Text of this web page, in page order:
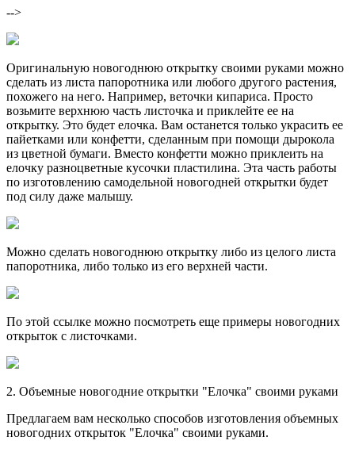
-->
Оригинальную новогоднюю открытку своими руками можно
сделать из листа папоротника или любого другого растения,
похожего на него. Например, веточки кипариса. Просто
возьмите верхнюю часть листочка и приклейте ее на
открытку. Это будет елочка. Вам останется только украсить ее
пайетками или конфетти, сделанным при помощи дырокола
из цветной бумаги. Вместо конфетти можно приклеить на
елочку разноцветные кусочки пластилина. Эта часть работы
по изготовлению самодельной новогодней открытки будет
под силу даже малышу.
Можно сделать новогоднюю открытку либо из целого листа
папоротника, либо только из его верхней части.
По этой ссылке можно посмотреть еще примеры новогодних
открыток с листочками.
2. Объемные новогодние открытки "Елочка" своими руками
Предлагаем вам несколько способов изготовления объемных
новогодних открыток "Елочка" своими руками.